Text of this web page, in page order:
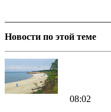
Новости по этой теме
08:02